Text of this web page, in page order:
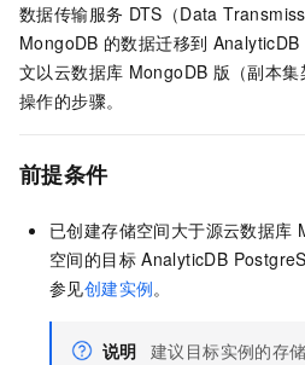
数据传输服务 DTS（Data
MongoDB 的数据迁移到
文以云数据库 MongoDB 版 （副本
操作的步骤。
前提条件
已创建存储空间大于源云数据库
空间的目标 AnalyticDB
参见创建实例。
说明 建议目标实例的存